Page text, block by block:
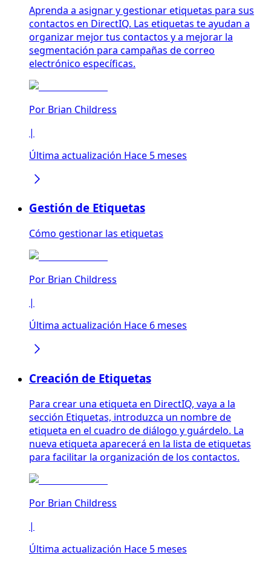
Aprenda a asignar y gestionar etiquetas para sus
contactos en DirectIQ. Las etiquetas te ayudan a
organizar mejor tus contactos y a mejorar la
segmentación para campañas de correo
electrónico específicas.
Por Brian Childress
|
Última actualización Hace 5 meses
Gestión de Etiquetas
Cómo gestionar las etiquetas
Por Brian Childress
|
Última actualización Hace 6 meses
Creación de Etiquetas
Para crear una etiqueta en DirectIQ, vaya a la
sección Etiquetas, introduzca un nombre de
etiqueta en el cuadro de diálogo y guárdelo. La
nueva etiqueta aparecerá en la lista de etiquetas
para facilitar la organización de los contactos.
Por Brian Childress
|
Última actualización Hace 5 meses